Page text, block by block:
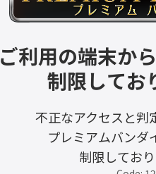
ご利用の端末か
制限してお
不正なアクセスと判
プレミアムバンダ
制限しており